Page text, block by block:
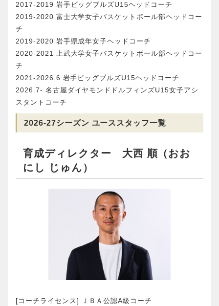
2017-2019 岩手ビッグブルズU15ヘッドコーチ
2019-2020 富士大学女子バスケットボール部ヘッドコー
チ
2019-2020 岩手県成年女子ヘッドコーチ
2020-2021 上武大学女子バスケットボール部ヘッドコー
チ
2021-2026.6 岩手ビッグブルズU15ヘッドコーチ
2026.7- 名古屋ダイヤモンドドルフィンズU15女子アシ
スタントコーチ
2026-27シーズン ユーススタッフ一覧
育成ディレクター 大西 順（おお
にし じゅん）
[コーチライセンス] ＪＢＡ公認A級コーチ